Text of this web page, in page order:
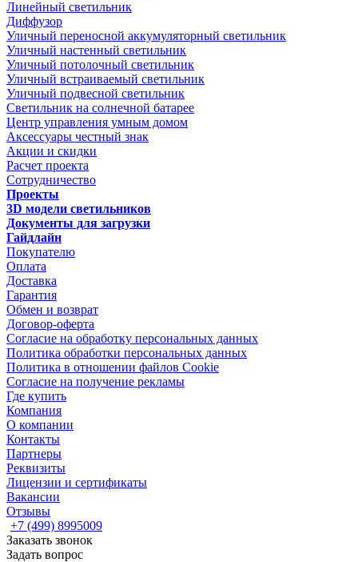
Линейный светильник
Диффузор
Уличный переносной аккумуляторный светильник
Уличный настенный светильник
Уличный потолочный светильник
Уличный встраиваемый светильник
Уличный подвесной светильник
Светильник на солнечной батарее
Центр управления умным домом
Аксессуары честный знак
Акции и скидки
Расчет проекта
Сотрудничество
Проекты
3D модели светильников
Документы для загрузки
Гайдлайн
Покупателю
Оплата
Доставка
Гарантия
Обмен и возврат
Договор-оферта
Согласие на обработку персональных данных
Политика обработки персональных данных
Политика в отношении файлов Cookie
Согласие на получение рекламы
Где купить
Компания
О компании
Контакты
Партнеры
Реквизиты
Лицензии и сертификаты
Вакансии
Отзывы
+7 (499) 8995009
Заказать звонок
Задать вопрос